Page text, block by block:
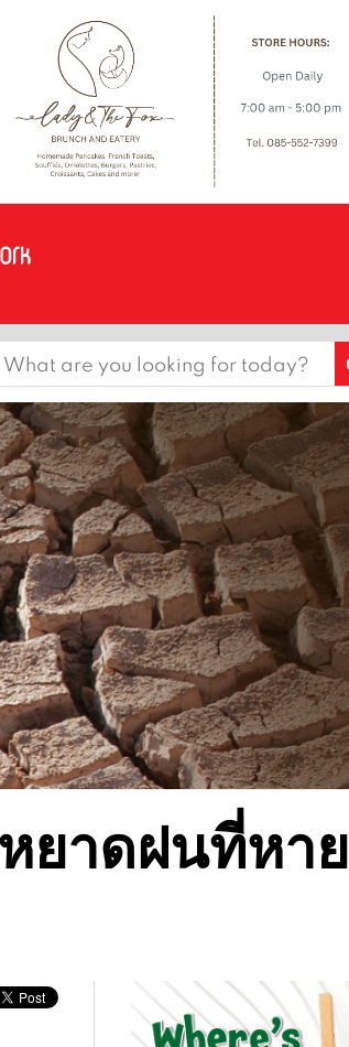
Search
าดฝนที่หาย